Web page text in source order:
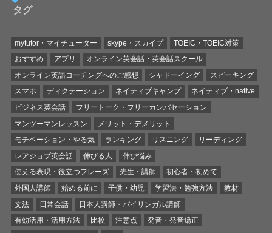
タグ
mytutor・マイチューター skype・スカイプ
TOEIC・TOEIC対策
おすすめ
アプリ
オンライン英会話・英会話スクール
オンライン英語コーチングへのご感想
シャドーイング
スピーキング
スマホ
ディクテーション ネイティブキャンプ
ネイティブ・native
ビジネス英会話
フリートーク・フリーカンバセーション
マンツーマンレッスン
メリット・デメリット
モチベーション・やる気
ランキング リスニング
リーディング
レアジョブ英会話
伸びる人
伸び悩み
使える表現・役立つフレーズ
先生・講師
初心者・初めて
外国人講師
始める前に 子供・幼児 学習法・勉強方法
教材
文法
日常会話
日本人講師・バイリンガル講師
有効活用・活用方法
比較 注意点
発音・発音矯正